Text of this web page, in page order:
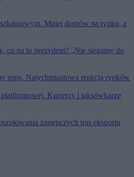
Mniej domów na rynku, a
co na to prezydent? „Nie sięgamy do
ropy. Natychmiastowa reakcja rynków
Kurierzy i taksówkarze
zastępczych tras eksportu